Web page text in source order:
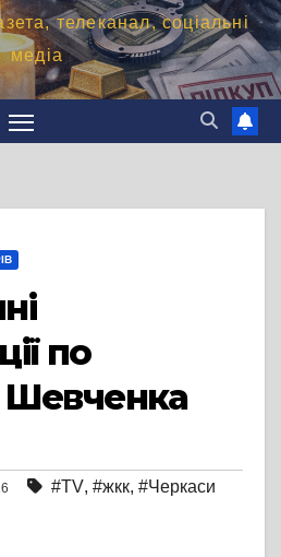
телеканал, соціальні
медіа
по
Шевченка
#TV, #жкк, #Черкаси